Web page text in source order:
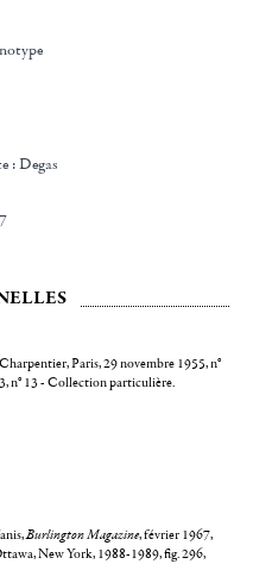
: Degas
Paris, 29 novembre 1955, n°
n° 13 - Collection particulière.
Burlington Magazine, février 1967,
New York, 1988-1989, fig. 296,